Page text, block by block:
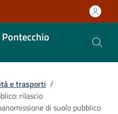
e trasporti /
rilascio
di suolo pubblico